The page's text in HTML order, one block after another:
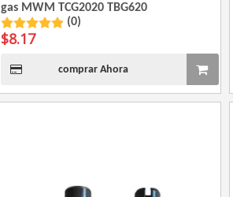
gas MWM TCG2020 TBG620
(0)
$8.17
comprar Ahora